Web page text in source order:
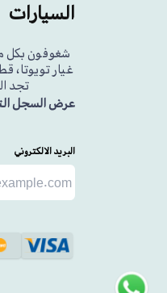
السيارات
شغوفون بكل
غيار تويوتا،
تجد
عرض السجل
البريد الالكتروني